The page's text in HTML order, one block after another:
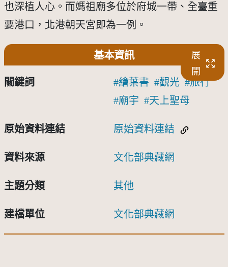
也深植人心。而媽祖廟多位於府城一帶、全臺重
要港口，北港朝天宮即為一例。
基本資訊
展
開
關鍵詞 繪葉書 觀光
旅行
廟宇
天上聖母
原始資料連結 原始資料連結
資料來源 文化部典藏網
主題分類 其他
建檔單位 文化部典藏網